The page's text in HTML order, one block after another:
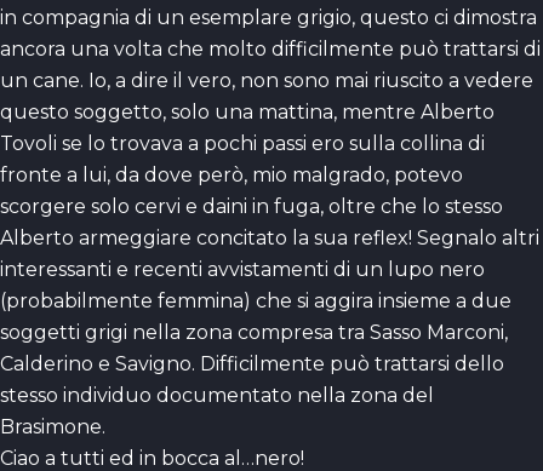
in compagnia di un esemplare grigio, questo ci dimostra
ancora una volta che molto difficilmente può trattarsi di
un cane. Io, a dire il vero, non sono mai riuscito a vedere
questo soggetto, solo una mattina, mentre Alberto
Tovoli se lo trovava a pochi passi ero sulla collina di
fronte a lui, da dove però, mio malgrado, potevo
scorgere solo cervi e daini in fuga, oltre che lo stesso
Alberto armeggiare concitato la sua reflex! Segnalo altri
interessanti e recenti avvistamenti di un lupo nero
(probabilmente femmina) che si aggira insieme a due
soggetti grigi nella zona compresa tra Sasso Marconi,
Calderino e Savigno. Difficilmente può trattarsi dello
stesso individuo documentato nella zona del
Brasimone.
Ciao a tutti ed in bocca al…nero!